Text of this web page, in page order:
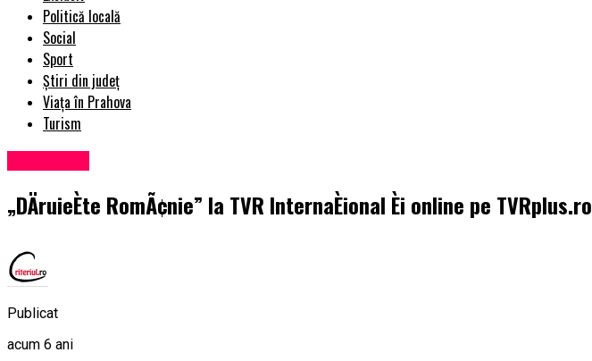
Politică locală
Social
Sport
Știri din județ
Viața în Prahova
Turism
„DÄruieÈte RomÃ¢nie” la TVR InternaÈional Èi online pe TVRplus.ro
Publicat
acum 6 ani